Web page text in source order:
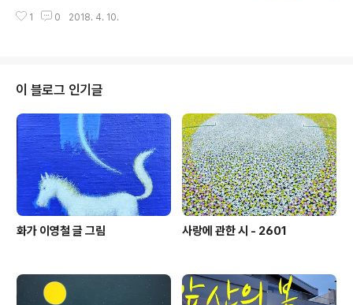
(일) 대백플라지갤러리 전관 Opening: 4, 17(화) p.m. 6:
1 0 2018. 4. 10.
이 블로그 인기글
화가 이영철 글 그림 사랑에 관한 시 - 2601